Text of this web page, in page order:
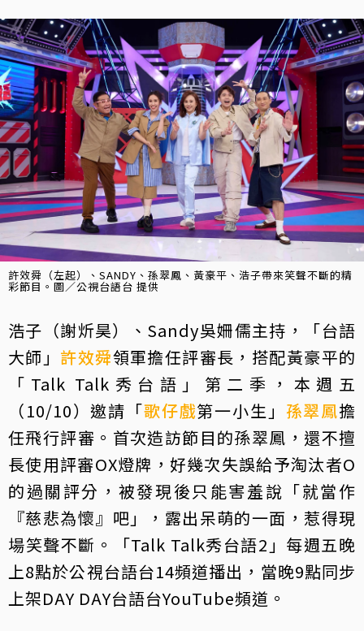
許效舜（左起）、SANDY、孫翠鳳、黃豪平、浩子帶來笑聲不斷的精
彩節目。圖／公視台語台 提供
浩子（謝炘昊）、Sandy吳姍儒主持，「台語
大師」 許效舜領軍擔任評審長，搭配黃豪平的
「Talk Talk秀台語」第二季，本週五
（10/10）邀請「歌仔戲第一小生」 孫翠鳳擔
任飛行評審。首次造訪節目的孫翠鳳，還不擅
長使用評審OX燈牌，好幾次失誤給予淘汰者O
的過關評分，被發現後只能害羞說「就當作
『慈悲為懷』吧」，露出呆萌的一面，惹得現
場笑聲不斷。「Talk Talk秀台語2」每週五晚
上8點於公視台語台14頻道播出，當晚9點同步
上架DAY DAY台語台YouTube頻道。